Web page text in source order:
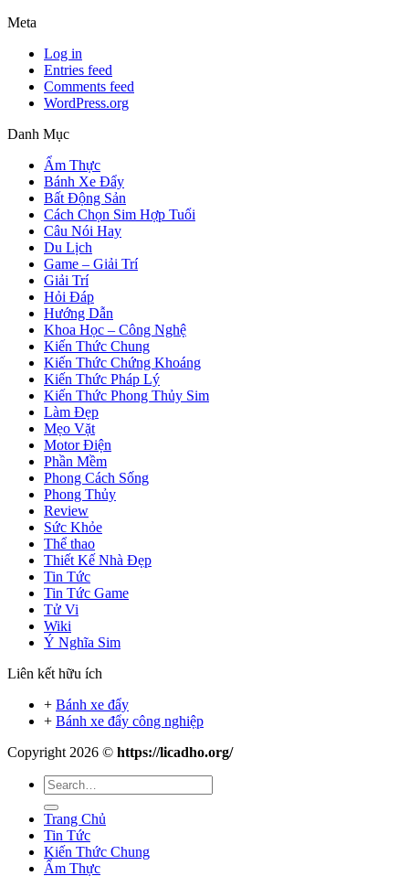
Meta
Log in
Entries feed
Comments feed
WordPress.org
Danh Mục
Ẩm Thực
Bánh Xe Đẩy
Bất Động Sản
Cách Chọn Sim Hợp Tuổi
Câu Nói Hay
Du Lịch
Game – Giải Trí
Giải Trí
Hỏi Đáp
Hướng Dẫn
Khoa Học – Công Nghệ
Kiến Thức Chung
Kiến Thức Chứng Khoáng
Kiến Thức Pháp Lý
Kiến Thức Phong Thủy Sim
Làm Đẹp
Mẹo Vặt
Motor Điện
Phần Mềm
Phong Cách Sống
Phong Thủy
Review
Sức Khỏe
Thể thao
Thiết Kế Nhà Đẹp
Tin Tức
Tin Tức Game
Tử Vi
Wiki
Ý Nghĩa Sim
Liên kết hữu ích
+ Bánh xe đẩy
+ Bánh xe đẩy công nghiệp
Copyright 2026 © https://licadho.org/
Trang Chủ
Tin Tức
Kiến Thức Chung
Ẩm Thực